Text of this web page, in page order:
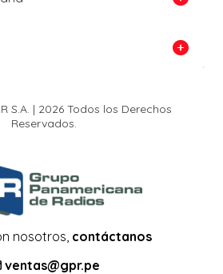
S.A. | 2026 Todos los Derechos
Reservados.
nosotros, contáctanos
ventas@gpr.pe